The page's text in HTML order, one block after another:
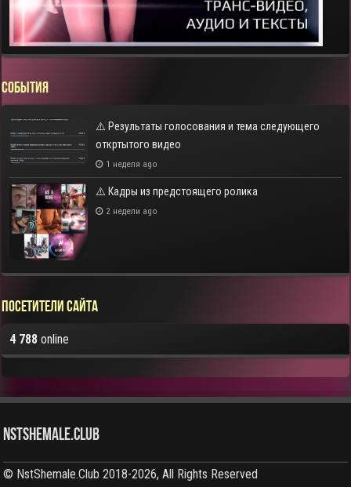
СОБЫТИЯ
⚠️ Результаты голосования и тема следующего
откртытого видео
1 неделя ago
⚠️ Кадры из предстоящего ролика
2 недели ago
Посетители сайта
4 788 online
NstShemale.Club
© NstShemale.Club 2018-2026, All Rights Reserved